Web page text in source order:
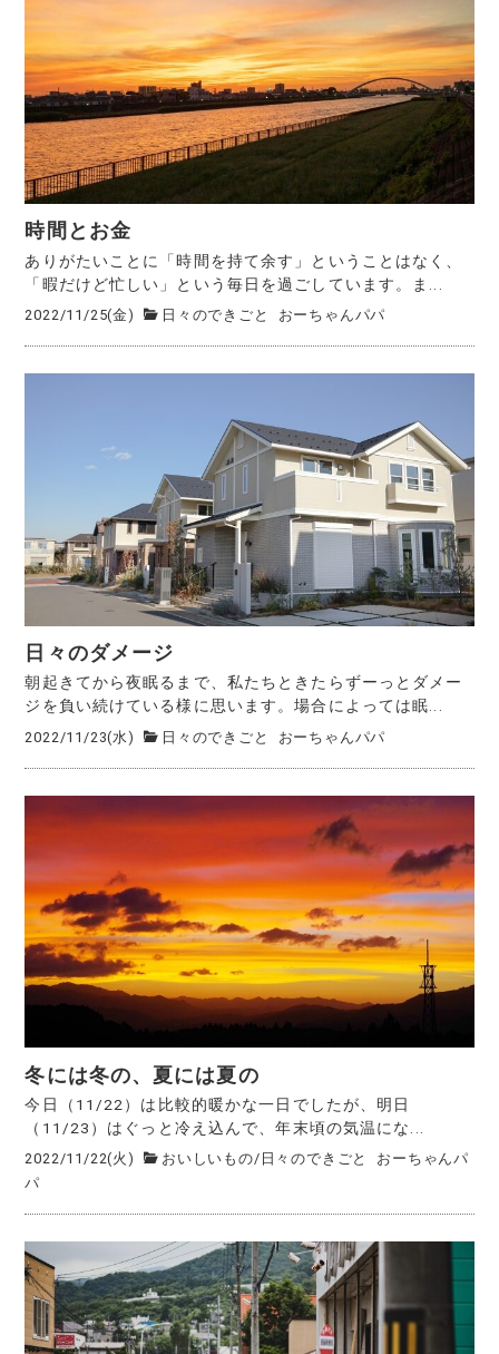
時間とお金
ありがたいことに「時間を持て余す」ということはなく、
「暇だけど忙しい」という毎日を過ごしています。ま...
2022/11/25(金) 日々のできごと おーちゃんパパ
日々のダメージ
朝起きてから夜眠るまで、私たちときたらずーっとダメー
ジを負い続けている様に思います。場合によっては眠...
2022/11/23(水) 日々のできごと おーちゃんパパ
冬には冬の、夏には夏の
今日（11/22）は比較的暖かな一日でしたが、明日
（11/23）はぐっと冷え込んで、年末頃の気温にな...
2022/11/22(火) おいしいもの/ 日々のできごと
おーちゃんパ
パ